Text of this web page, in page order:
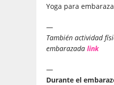
Yoga para
—
También actividad
embarazada link
—
Durante el